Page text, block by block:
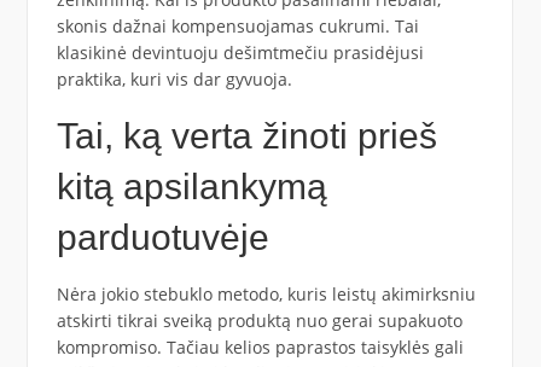
skonis dažnai kompensuojamas cukrumi. Tai
klasikinė devintuoju dešimtmečiu prasidėjusi
praktika, kuri vis dar gyvuoja.
Tai, ką verta žinoti prieš
kitą apsilankymą
parduotuvėje
Nėra jokio stebuklo metodo, kuris leistų akimirksniu
atskirti tikrai sveiką produktą nuo gerai supakuoto
kompromiso. Tačiau kelios paprastos taisyklės gali